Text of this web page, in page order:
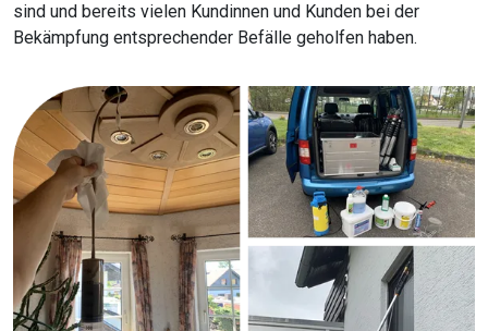
sind und bereits vielen Kundinnen und Kunden bei der
Bekämpfung entsprechender Befälle geholfen haben.